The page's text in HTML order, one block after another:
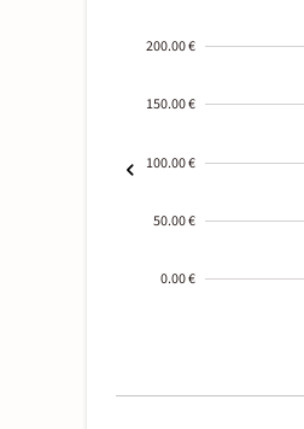
200.00 €
150.00 €
100.00 €
50.00 €
0.00 €
01-02